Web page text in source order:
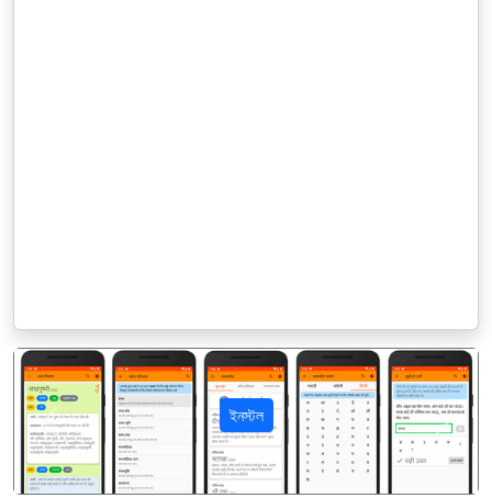
ইনস্টল
पिछला अगला